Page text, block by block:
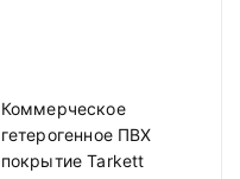
Коммерческое
гетерогенное ПВХ
покрытие Tarkett